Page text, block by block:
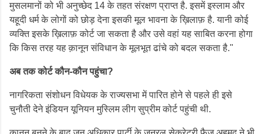
मुसलमानों को भी अनुच्छेद 14 के तहत संरक्षण प्राप्त है. इसमें इस्लाम और
यहूदी धर्म के लोगों को छोड़ देना इसकी मूल भावना के ख़िलाफ़ है. यानी कोई
व्यक्ति इसके ख़िलाफ़ कोर्ट जा सकता है और उसे वहां यह साबित करना होगा
कि किस तरह यह क़ानून संविधान के मूलभूत ढांचे को बदल सकता है."
अब तक कोर्ट कौन-कौन पहुंचा?
नागरिकता संशोधन विधेयक के राज्यसभा में पारित होने से पहले ही इसे
चुनौती देने इंडियन यूनियन मुस्लिम लीग सुप्रीम कोर्ट पहुंची थी.